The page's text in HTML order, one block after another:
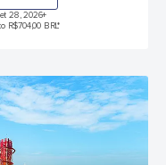
28, 2026+
R$704,00 BRL*